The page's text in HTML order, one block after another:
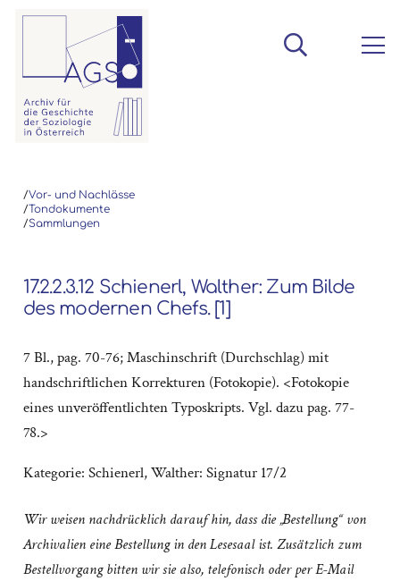
/Vor- und Nachlässe
/Tondokumente
/Sammlungen
17.2.2.3.12 Schienerl, Walther: Zum Bilde
des modernen Chefs. [1]
7 Bl., pag. 70-76; Maschinschrift (Durchschlag) mit
handschriftlichen Korrekturen (Fotokopie). <Fotokopie
eines unveröffentlichten Typoskripts. Vgl. dazu pag. 77-
78.>
Kategorie: Schienerl, Walther: Signatur 17/2
Wir weisen nachdrücklich darauf hin, dass die „Bestellung“ von
Archivalien eine Bestellung in den Lesesaal ist. Zusätzlich zum
Bestellvorgang bitten wir sie also, telefonisch oder per E-Mail